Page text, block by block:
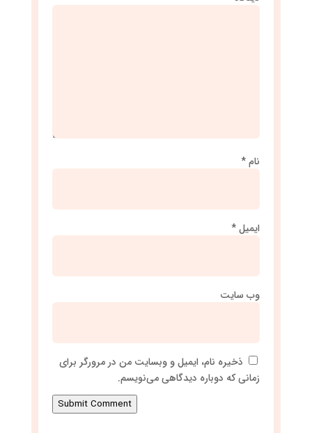
نام*
ایمیل*
وب‌ سایت
ذخیره نام، ایمیل و وبسایت من در مرورگر برای
زمانی که دوباره دیدگاهی می‌نویسم.
Submit Comment